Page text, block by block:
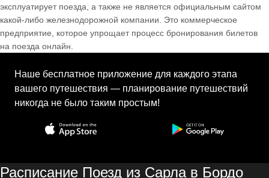
эксплуатирует поезда, а также не является официальным сайтом
какой-либо железнодорожной компании. Это коммерческое
предприятие, которое упрощает процесс бронирования билетов
на поезда онлайн.
Наше бесплатное приложение для каждого этапа
вашего путешествия — планирование путешествий
никогда не было таким простым!
Расписание Поезд из Сарла в Бордо